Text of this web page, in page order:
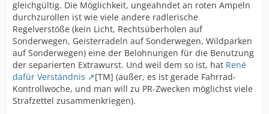
gleichgültig. Die Möglichkeit, ungeahndet an roten Ampeln
durchzurollen ist wie viele andere radlerische
Regelverstöße (kein Licht, Rechtsüberholen auf
Sonderwegen, Geisterradeln auf Sonderwegen, Wildparken
auf Sonderwegen) eine der Belohnungen für die Benutzung
der separierten Extrawurst. Und weil dem so ist, hat René
dafür Verständnis
[TM] (außer, es ist gerade Fahrrad-
Kontrollwoche, und man will zu PR-Zwecken möglichst viele
Strafzettel zusammenkriegen).